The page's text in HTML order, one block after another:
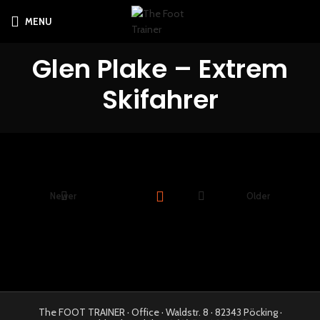
MENU
Glen Plake – Extrem
Skifahrer
Newer Older
The FOOT TRAINER · Office · Waldstr. 8 · 82343 Pöcking ·